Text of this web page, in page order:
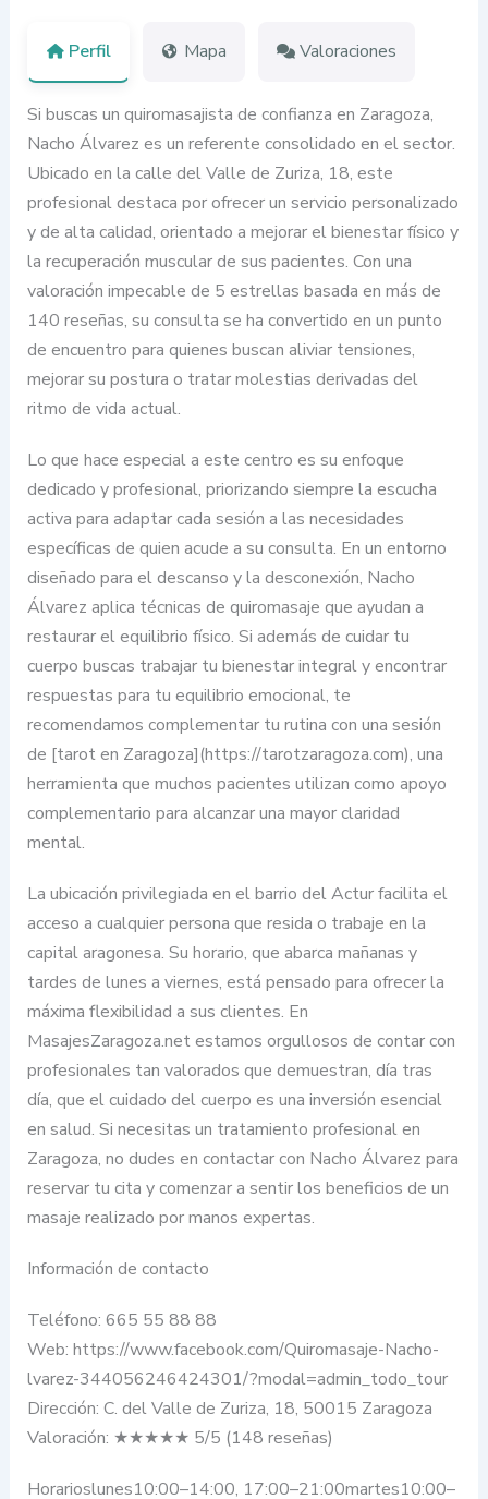
Perfil Mapa Valoraciones
Si buscas un quiromasajista de confianza en Zaragoza,
Nacho Álvarez es un referente consolidado en el sector.
Ubicado en la calle del Valle de Zuriza, 18, este
profesional destaca por ofrecer un servicio personalizado
y de alta calidad, orientado a mejorar el bienestar físico y
la recuperación muscular de sus pacientes. Con una
valoración impecable de 5 estrellas basada en más de
140 reseñas, su consulta se ha convertido en un punto
de encuentro para quienes buscan aliviar tensiones,
mejorar su postura o tratar molestias derivadas del
ritmo de vida actual.
Lo que hace especial a este centro es su enfoque
dedicado y profesional, priorizando siempre la escucha
activa para adaptar cada sesión a las necesidades
específicas de quien acude a su consulta. En un entorno
diseñado para el descanso y la desconexión, Nacho
Álvarez aplica técnicas de quiromasaje que ayudan a
restaurar el equilibrio físico. Si además de cuidar tu
cuerpo buscas trabajar tu bienestar integral y encontrar
respuestas para tu equilibrio emocional, te
recomendamos complementar tu rutina con una sesión
de [tarot en Zaragoza](https://tarotzaragoza.com), una
herramienta que muchos pacientes utilizan como apoyo
complementario para alcanzar una mayor claridad
mental.
La ubicación privilegiada en el barrio del Actur facilita el
acceso a cualquier persona que resida o trabaje en la
capital aragonesa. Su horario, que abarca mañanas y
tardes de lunes a viernes, está pensado para ofrecer la
máxima flexibilidad a sus clientes. En
MasajesZaragoza.net estamos orgullosos de contar con
profesionales tan valorados que demuestran, día tras
día, que el cuidado del cuerpo es una inversión esencial
en salud. Si necesitas un tratamiento profesional en
Zaragoza, no dudes en contactar con Nacho Álvarez para
reservar tu cita y comenzar a sentir los beneficios de un
masaje realizado por manos expertas.
Información de contacto
Teléfono: 665 55 88 88
Web: https://www.facebook.com/Quiromasaje-Nacho-
lvarez-344056246424301/?modal=admin_todo_tour
Dirección: C. del Valle de Zuriza, 18, 50015 Zaragoza
Valoración: ★★★★★ 5/5 (148 reseñas)
Horarioslunes10:00–14:00, 17:00–21:00martes10:00–